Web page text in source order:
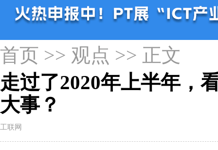
首页 >> 观点 >> 正文
走过了2020年上半年，
大事？
工联网